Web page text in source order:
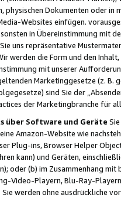
physischen Dokumenten oder in
Websites einfügen.
in Übereinstimmung mit
uns repräsentative
werden die Form und den
mit unserer
Marketinggesetze (z. B.
sind Sie der
der Marketingbranche für
über Software und Geräte
Amazon-Website wie
Plug-ins, Browser Helper
kann) und Geräten,
oder (b) im Zusammenhang
Video-Playern, Blu-Ray-
werden ohne ausdrückliche